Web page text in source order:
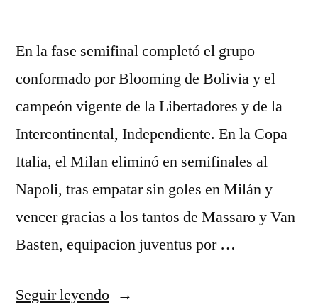
En la fase semifinal completó el grupo
conformado por Blooming de Bolivia y el
campeón vigente de la Libertadores y de la
Intercontinental, Independiente. En la Copa
Italia, el Milan eliminó en semifinales al
Napoli, tras empatar sin goles en Milán y
vencer gracias a los tantos de Massaro y Van
Basten, equipacion juventus por …
Seguir leyendo«camiseta